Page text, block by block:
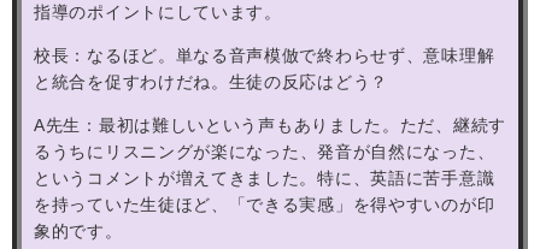
指導のポイントにしています。
校長：なるほど。単なる音声模倣で終わらせず、意味理解
と統合を促すわけだね。生徒の反応はどう？
A先生：最初は難しいという声もありました。ただ、継続す
るうちにリスニングが楽になった
、発音が自然になった、
というコメントが増えてきました。特に、英語に苦手意識
を持っていた生徒ほど、「できる実感」を得やすいのが印
象的です。